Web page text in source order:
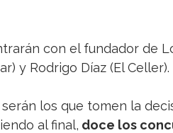
con el fundador de
y Rodrigo Díaz (El Celler).
los que tomen la
al final, doce los